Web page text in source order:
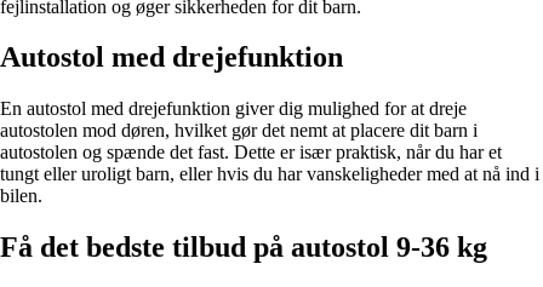
fejlinstallation og øger sikkerheden for dit barn.
Autostol med drejefunktion
En autostol med drejefunktion giver dig mulighed for at dreje
autostolen mod døren, hvilket gør det nemt at placere dit barn i
autostolen og spænde det fast. Dette er især praktisk, når du har et
tungt eller uroligt barn, eller hvis du har vanskeligheder med at nå ind i
bilen.
Få det bedste tilbud på autostol 9-36 kg